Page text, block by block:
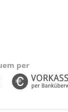
per